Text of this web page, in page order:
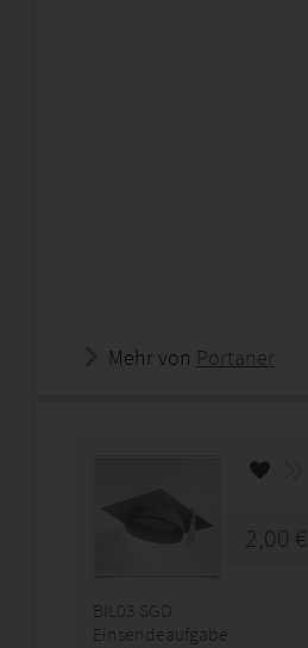
Mehr von Portaner
2,00 €
BIL03 SGD
Einsendeaufgabe